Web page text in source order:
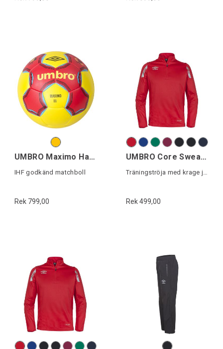
UMBRO Maximo Handboll III
IHF godkänd matchboll
Rek 799,00
UMBRO Core Sweat Halfzip J
Rek 499,00